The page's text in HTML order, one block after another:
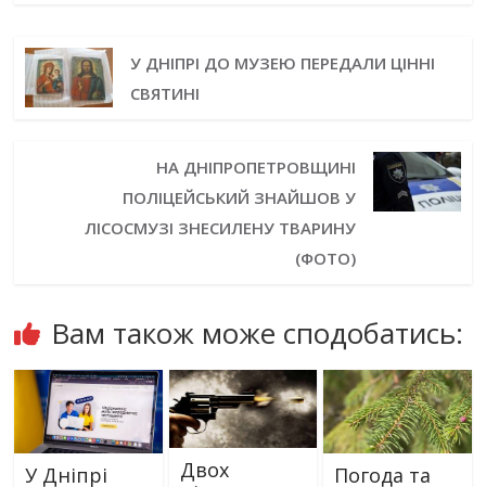
У ДНІПРІ ДО МУЗЕЮ ПЕРЕДАЛИ ЦІННІ
СВЯТИНІ
НА ДНІПРОПЕТРОВЩИНІ
ПОЛІЦЕЙСЬКИЙ ЗНАЙШОВ У
ЛІСОСМУЗІ ЗНЕСИЛЕНУ ТВАРИНУ
(ФОТО)
Вам також може сподобатись:
У Дніпрі
Двох
Погода та